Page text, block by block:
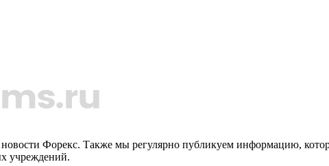
Форекс. Также мы регулярно публикуем информацию,
учреждений.